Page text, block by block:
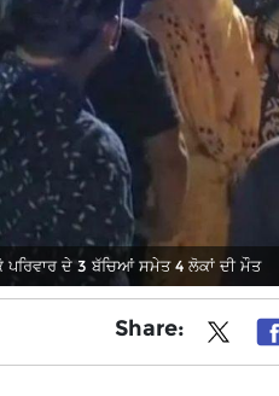
ਦੇ 3 ਬੱਚਿਆਂ ਸਮੇਤ 4 ਲੋਕਾਂ ਦੀ ਮੌਤ
Share: